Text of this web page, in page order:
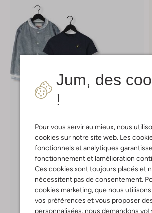
Jum, des
!
Pour vous servir au mieux, nous
cookies sur notre site web. Les
fonctionnels et analytiques
fonctionnement et lamélioration
Ces cookies sont toujours placés et
nécessitent pas de consentement.
cookies marketing, que nous
vos préférences et vous proposer
personnalisées, nous demandons